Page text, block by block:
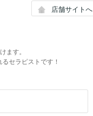
店舗サイトへ
ます。
セラピストです！